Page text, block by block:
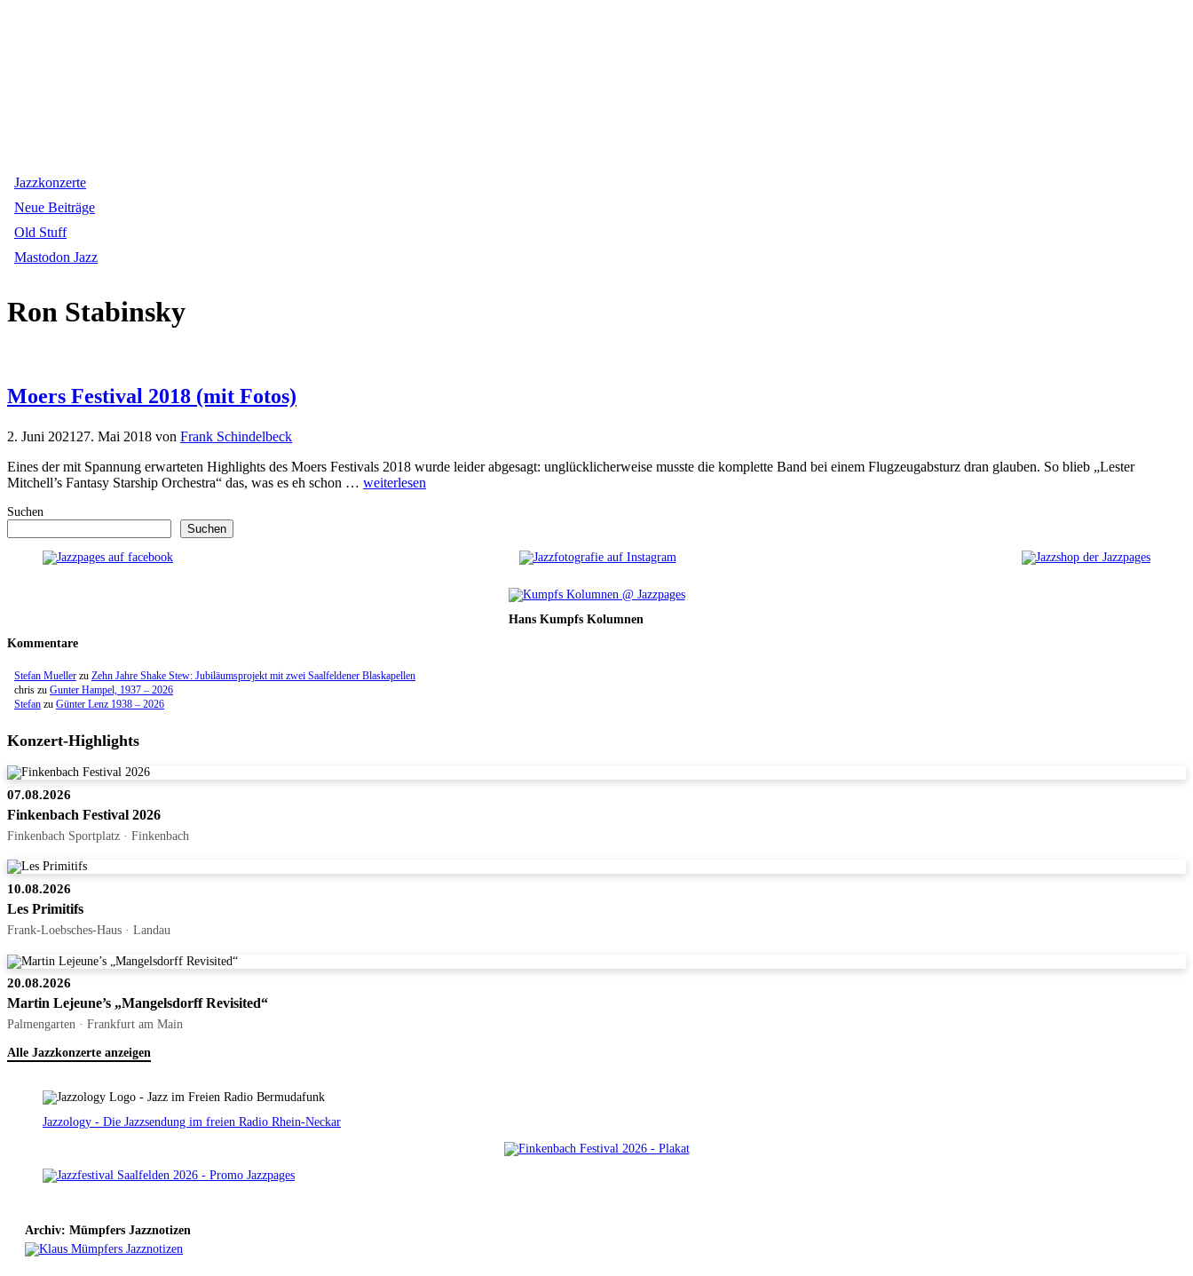
Jazzkonzerte
Neue Beiträge
Old Stuff
Mastodon Jazz
Ron Stabinsky
Moers Festival 2018 (mit Fotos)
2. Juni 2021 27. Mai 2018 von Frank Schindelbeck
Eines der mit Spannung erwarteten Highlights des Moers Festivals 2018 wurde leider abgesagt: unglücklicherweise musste die komplette Band bei einem Flugzeugabsturz dran glauben. So blieb „Lester
Mitchell’s Fantasy Starship Orchestra“ das, was es eh schon … weiterlesen
Suchen
Suchen
Hans Kumpfs Kolumnen
Kommentare
Stefan Mueller zu Zehn Jahre Shake Stew: Jubiläumsprojekt mit zwei Saalfeldener Blaskapellen
chris zu Gunter Hampel, 1937 – 2026
Stefan zu Günter Lenz 1938 – 2026
Konzert-Highlights
07.08.2026
Finkenbach Festival 2026
Finkenbach Sportplatz · Finkenbach
10.08.2026
Les Primitifs
Frank-Loebsches-Haus · Landau
20.08.2026
Martin Lejeune’s „Mangelsdorff Revisited“
Palmengarten · Frankfurt am Main
Alle Jazzkonzerte anzeigen
Jazzology - Die Jazzsendung im freien Radio Rhein-Neckar
Archiv: Mümpfers Jazznotizen